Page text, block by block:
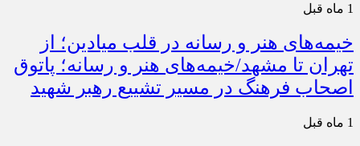
1 ماه قبل
خیمه‌های هنر و رسانه در قلب میادین؛ از
تهران تا مشهد/خیمه‌های هنر و رسانه؛ پاتوق
اصحاب فرهنگ در مسیر تشییع رهبر شهید
1 ماه قبل